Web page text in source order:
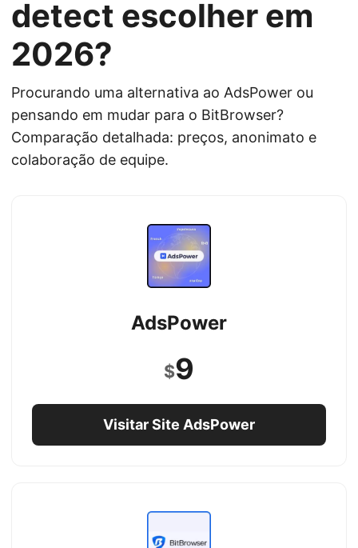
detect escolher em
2026?
Procurando uma alternativa ao AdsPower ou
pensando em mudar para o BitBrowser?
Comparação detalhada: preços, anonimato e
colaboração de equipe.
AdsPower
$9
Visitar Site AdsPower